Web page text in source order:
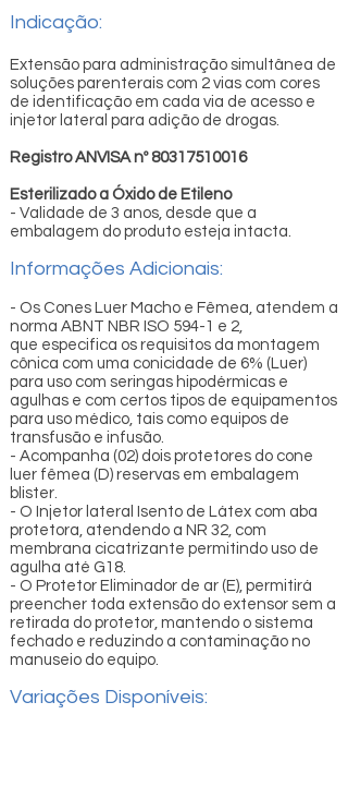
Indicação:
Extensão para administração simultânea de
soluções parenterais com 2 vias com cores
de identificação em cada via de acesso e
injetor lateral para adição de drogas.
Registro ANVISA nº 80317510016
Esterilizado a Óxido de Etileno
- Validade de 3 anos, desde que a
embalagem do produto esteja intacta.
Informações Adicionais:
- Os Cones Luer Macho e Fêmea, atendem a
norma ABNT NBR ISO 594-1 e 2,
que especifica os requisitos da montagem
cônica com uma conicidade de 6% (Luer)
para uso com seringas hipodérmicas e
agulhas e com certos tipos de equipamentos
para uso médico, tais como equipos de
transfusão e infusão.
- Acompanha (02) dois protetores do cone
luer fêmea (D) reservas em embalagem
blister.
- O Injetor lateral Isento de Látex com aba
protetora, atendendo a NR 32, com
membrana cicatrizante permitindo uso de
agulha até G18.
- O Protetor Eliminador de ar (E), permitirá
preencher toda extensão do extensor sem a
retirada do protetor, mantendo o sistema
fechado e reduzindo a contaminação no
manuseio do equipo.
Variações Disponíveis: